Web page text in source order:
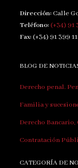
Dirección:Calle
Teléfono:(+34) 91
Fax:(+34) 91 399
BLOG DE
Derecho penal.
Familia y
Derecho
Contratación
CATEGORÍA DE